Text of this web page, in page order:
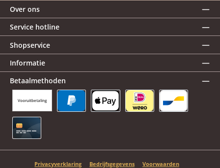
Over ons
Service hotline
Shopservice
Informatie
Betaalmethoden
Vooruitbetaling
Privacyverklaring Bedrijfsgegevens Voorwaarden